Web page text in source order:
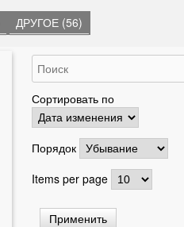
ДРУГОЕ (56)
Сортировать по
Порядок
Items per page